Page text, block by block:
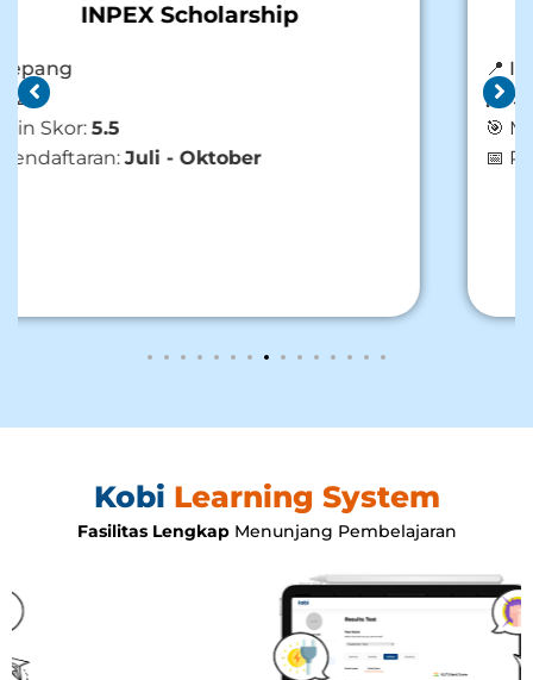
Chevening Scholarship
📍
🎯Min Skor:
📅Pendaftaran:Agustus - November
Kobi Learning System
Fasilitas LengkapMenunjang Pembelajaran